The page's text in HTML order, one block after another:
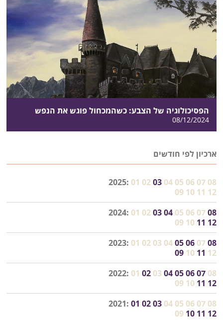
הפסיכולוגיה של הצבע: כשהמכחול פוגש את הנפש
08/12/2024
ארכיון לפי חודשים
2025: 01 02 03 04 05 06 07 08
09 10 11 12
2024: 01 02 03 04 05 06 07 08
09 10 11 12
2023: 01 02 03 04 05 06 07 08
09 10 11 12
2022: 01 02 03 04 05 06 07 08
09 10 11 12
2021: 01 02 03 04 05 06 07 08
09 10 11 12